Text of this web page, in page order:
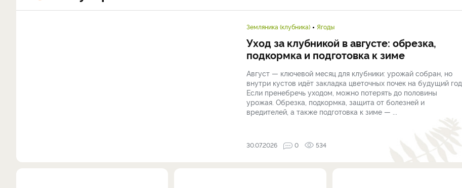
Земляника (клубника) Ягоды
Уход за клубникой в августе: обрезка,
подкормка и подготовка к зиме
Август — ключевой месяц для клубники: урожай собран, но
внутри кустов идёт закладка цветочных почек на будущий год.
Если пренебречь уходом, можно потерять до половины
урожая. Обрезка, подкормка, защита от болезней и
вредителей, а также подготовка к зиме — ...
30.07.2026 0 534